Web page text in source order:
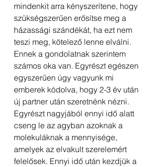
mindenkit arra kényszerítene, hogy
szükségszerűen erősítse meg a
házassági szándékát, ha ezt nem
teszi meg, kötelező lenne elválni.
Ennek a gondolatnak szerintem
számos oka van. Egyrészt egészen
egyszerűen úgy vagyunk mi
emberek kódolva, hogy 2-3 év után
új partner után szeretnénk nézni.
Egyrészt nagyjából ennyi idő alatt
cseng le az agyban azoknak a
molekuláknak a mennyisége,
amelyek az elvakult szerelemért
felelősek. Ennyi idő után kezdjük a